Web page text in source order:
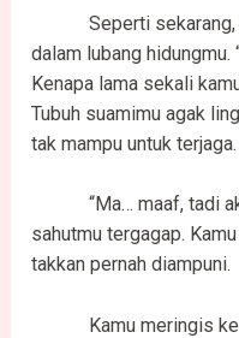
Seperti sekarang,
dalam lubang hidungmu.
Kenapa lama sekali
Tubuh suamimu agak
tak mampu untuk terjaga.
“Ma… maaf, tadi aku
sahutmu tergagap.
takkan pernah diampuni.
Kamu meringis